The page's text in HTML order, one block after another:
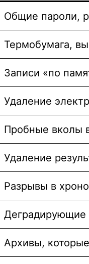
Общие пароли,
Термобумага,
Записи «по
Удаление
Пробные вколы
Удаление
Разрывы в
Деградирующие
Архивы,